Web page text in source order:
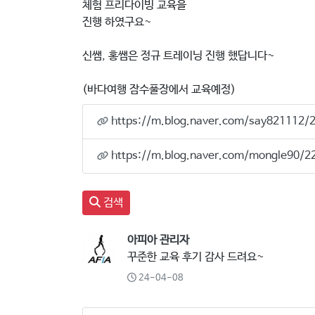
체험 프리다이빙 교육을
진행 하였구요~
신쌤, 홍쌤은 정규 트레이닝 진행 했답니다~
(바다여행 잠수풀장에서 교육예정)
https://m.blog.naver.com/say821112/
https://m.blog.naver.com/mongle90/
검색
아피아 관리자
꾸준한 교육 후기 감사 드려요~
24-04-08